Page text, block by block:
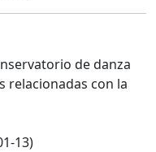
de danza
relacionadas con la
13)